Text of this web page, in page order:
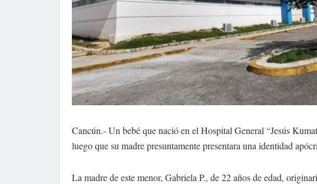
Cancún.- Un bebé que nació en el Hospital General “Jesús
luego que su madre presuntamente presentara una identidad
La madre de este menor, Gabriela P., de 22 años de edad,